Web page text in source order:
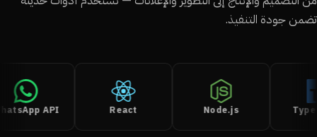
جودة التنفيذ.
WhatsApp API React Node.js